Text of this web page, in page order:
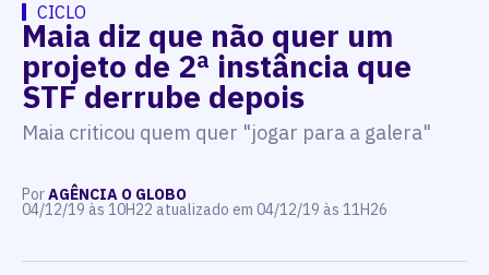
CICLO
Maia diz que não quer um
projeto de 2ª instância que
STF derrube depois
Maia criticou quem quer "jogar para a galera"
PorAGÊNCIA O GLOBO
04/12/19 às 10H22 atualizado em 04/12/19 às 11H26